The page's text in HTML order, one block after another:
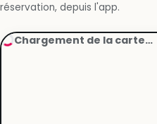
réservation, depuis l'app.
Chargement de la carte…